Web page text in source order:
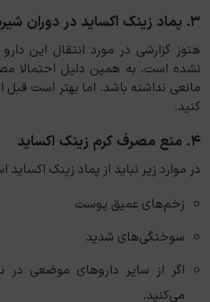
۳. پماد زینک اکساید در دوران شیردهی
هنوز گزارشی در مورد انتقال این
نشده است. به همین دلیل احتمالا
مانعی نداشته باشد. اما بهتر است
کنید.
۴. منع مصرف کرم زینک اکساید
در موارد زیر نباید از پماد زینک اکساید
زخم‌های عمیق پوست
سوختگی‌های شدید
اگر از سایر داروهای موضعی در
می‌کنید.